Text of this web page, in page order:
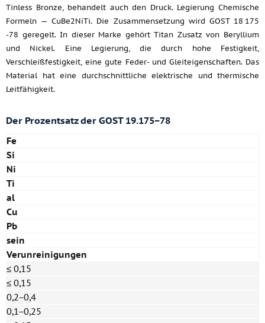
Tinless Bronze, behandelt auch den Druck. Legierung Chemische
Formeln — CuBe2NiTi. Die Zusammensetzung wird GOST 18 175
-78 geregelt. In dieser Marke gehört Titan Zusatz von Beryllium
und Nickel. Eine Legierung, die durch hohe Festigkeit,
Verschleißfestigkeit, eine gute Feder- und Gleiteigenschaften. Das
Material hat eine durchschnittliche elektrische und thermische
Leitfähigkeit.
Der Prozentsatz der GOST 19.175−78
Fe
Si
Ni
Ti
al
Cu
Pb
sein
Verunreinigungen
≤ 0,15
≤ 0,15
0,2−0,4
0,1−0,25